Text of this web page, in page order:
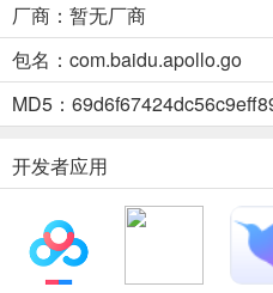
* 科技感强：采用了自动驾驶技术
萝卜快跑怎么下单
首先我们先进入app内，选定好我
然后填写好乘车人，也就是我们
厂商：暂无厂商
包名：com.baidu.apollo.go
MD5：
开发者应用